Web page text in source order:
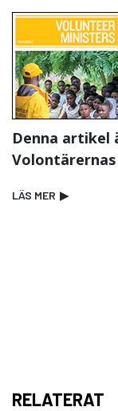
Denna artikel
LÄS MER ▶
RELATERAT